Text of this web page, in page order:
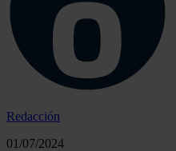
Redacción
01/07/2024